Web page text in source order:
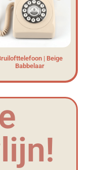
| Beige
Babbelaar